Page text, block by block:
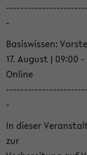
-
Basiswissen:
17. August | 09:00 -
Online
-
In dieser
zur